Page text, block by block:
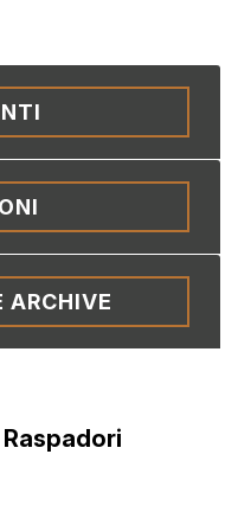
ARCHIVE